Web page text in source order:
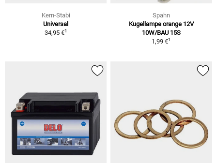
Kern-Stabi
Universal
34,95 €1
Spahn
Kugellampe orange 12V
10W/BAU 15S
1,99 €1